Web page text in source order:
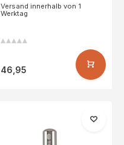
Versand innerhalb von 1
Werktag
46,95